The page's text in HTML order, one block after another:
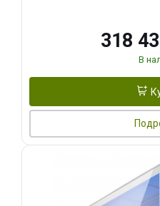
318
В